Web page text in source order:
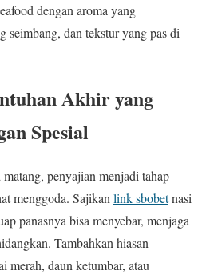
dengan aroma yang
seimbang, dan tekstur yang pas di
Akhir yang
Spesial
penyajian menjadi tahap
menggoda. Sajikanlink sbobetnasi
panasnya bisa menyebar, menjaga
Tambahkan hiasan
merah, daun ketumbar, atau